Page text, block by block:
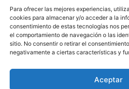
Para ofrecer las mejores experiencias,
cookies para almacenar y/o acceder a la
consentimiento de estas tecnologías nos
el comportamiento de navegación o las
sitio. No consentir o retirar el
negativamente a ciertas características y
Aceptar
Sin existencias